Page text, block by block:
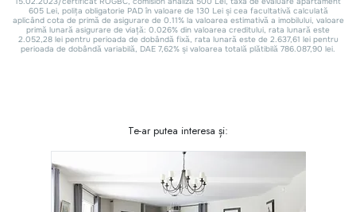
Te-ar putea interesa și: